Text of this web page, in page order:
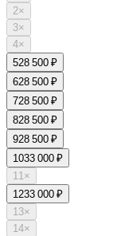
2×
3×
4×
528 500 ₽
628 500 ₽
728 500 ₽
828 500 ₽
928 500 ₽
1033 000 ₽
11 ×
1233 000 ₽
13×
14×